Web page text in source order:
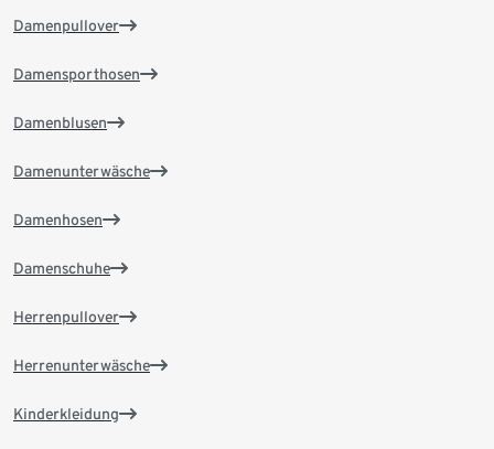
Damenpullover
Damensporthosen
Damenblusen
Damenunterwäsche
Damenhosen
Damenschuhe
Herrenpullover
Herrenunterwäsche
Kinderkleidung